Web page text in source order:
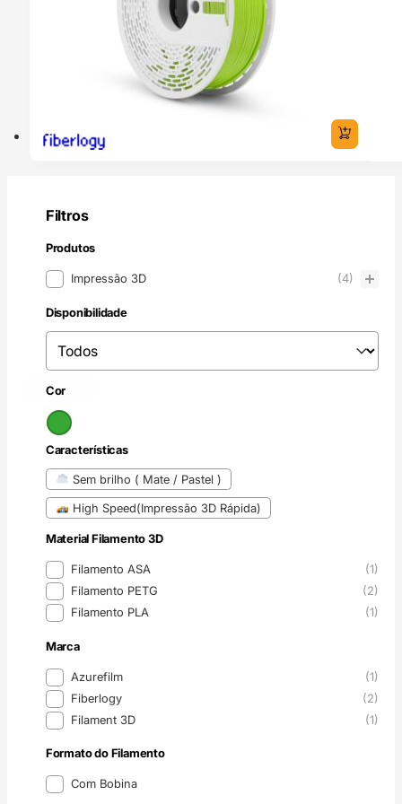
Filtros
Produtos
ProdutosImpressão 3D (4)
Disponibilidade
Disponibilidade
Disponibilidade
Cor
Cor
Verde
Características
Características
Sem brilho ( Mate / Pastel )
High Speed(Impressão 3D Rápida)
Material Filamento 3D
Material Filamento 3D
Filamento ASA
(1)
Filamento PETG
(2)
Filamento PLA
(1)
Marca
MarcaAzurefilm
(1)
Fiberlogy
(2)
Filament 3D
(1)
Formato do Filamento
Formato do Filamento
Com Bobina